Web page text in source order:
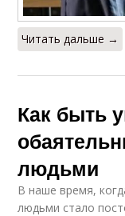
Читать дальше →
Как быть
людьми
В наше время,
людьми стало